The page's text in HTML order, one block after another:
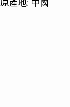
原產地: 中國